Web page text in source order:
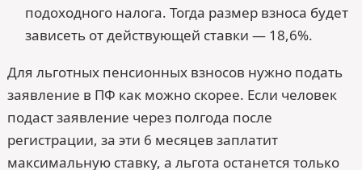
подоходного налога. Тогда размер взноса будет
зависеть от действующей ставки — 18,6%.
Для льготных пенсионных взносов нужно подать
заявление в ПФ как можно скорее. Если человек
подаст заявление через полгода после
регистрации, за эти 6 месяцев заплатит
максимальную ставку, а льгота останется только